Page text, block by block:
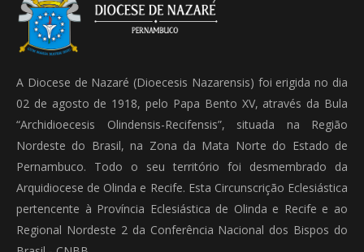
A Diocese de Nazaré (Dioecesis Nazarensis) foi erigida no dia
02 de agosto de 1918, pelo Papa Bento XV, através da Bula
“Archidioecesis Olindensis-Recifensis”, situada na Região
Nordeste do Brasil, na Zona da Mata Norte do Estado de
Pernambuco. Todo o seu território foi desmembrado da
Arquidiocese de Olinda e Recife. Esta Circunscrição Eclesiástica
pertencente à Província Eclesiástica de Olinda e Recife e ao
Regional Nordeste 2 da Conferência Nacional dos Bispos do